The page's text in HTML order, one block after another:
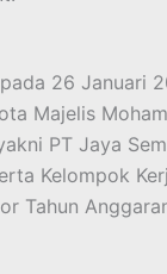
26 Januari
Majelis
PT Jaya
Kelompok
Tahun